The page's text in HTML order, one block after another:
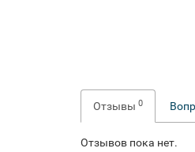
Отзывы 0
Отзывов пока нет.